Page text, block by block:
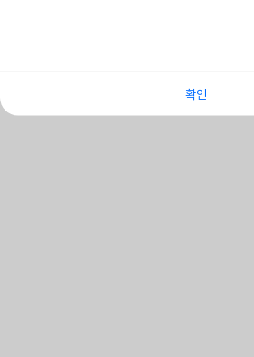
확인